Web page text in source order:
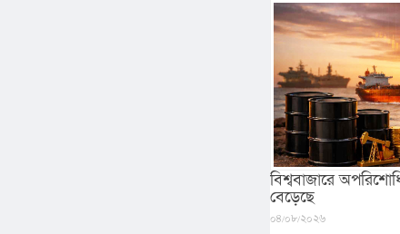
বিশ্ববাজারে
বেড়েছে
০৪/০৮/২০২৬